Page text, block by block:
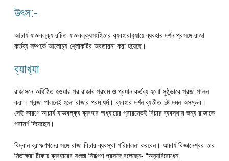
উৎস:-
আচার্য যাজ্ঞবল্ক‍্য রচিত যাজ্ঞবল্ক‍্যসংহিতার ব‍্যবহারাধ‍্যায়ে ব্যবহার দর্শন প্রসঙ্গে রাজা
কর্তব্য সম্পর্কে আলোচ্য শ্লোকটির অবতারনা করা হয়েছে।
ব‍্যাখ‍্যা
রাজাসনে অধিষ্ঠিত হওয়ার পর রাজার প্রথম ও প্রধান কর্তব্য হলো সুষ্ঠুভাবে প্রজা পালন
করা। প্রজা পালনেই হলো রাজার পরম ধর্ম। ব্যবহার দর্শন ব্যতীত দুষ্ট দমন অসম্ভব।
সেই কারণে আচার্য যাজ্ঞবল্ক‍্য ব্যবহার অধ্যায়ের প্রারম্ভেই বিচার ব্যবস্থার জন্য রাজাকে
পরামর্শ দিয়েছেন।
বিদ্বান ব্রাহ্মণগনের সঙ্গে রাজা বিচার ব্যবস্থা পরিচালনা করবেন। আচার্য বিজ্ঞানেশ্বর তার
মিতাক্ষরা টীকায় ব্যবহারের সংজ্ঞা নিরূপণ প্রসঙ্গে বলেছেন- “অন‍্যবিরোধেন